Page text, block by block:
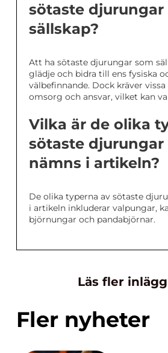
sötaste djurungar
sällskap?
Att ha sötaste djurungar som
glädje och bidra till ens fysiska
välbefinnande. Dock kräver
omsorg och ansvar, vilket kan
Vilka är de olika
sötaste djurungar
nämns i artikeln?
De olika typerna av sötaste
i artikeln inkluderar valpungar,
björnungar och pandabjörnar.
Läs fler
Fler nyheter